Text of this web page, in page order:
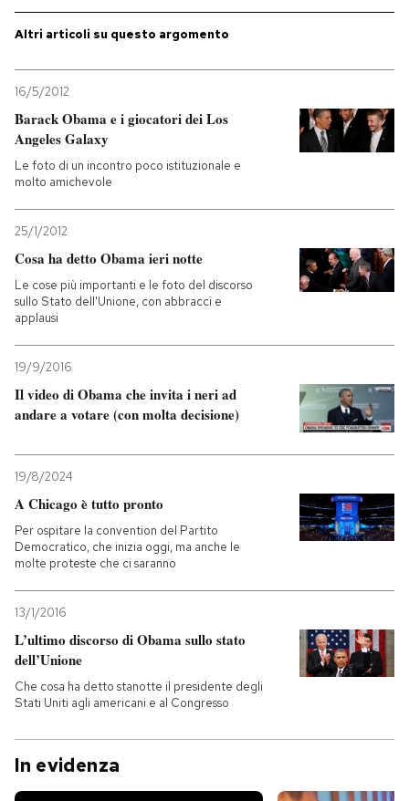
Sport
Mondiali calcio 2026
PODCAST
NEWSLETTER
I MIEI PREFERITI
AREA PERSONALE
Altri articoli su questo argomento
16/5/2012
Barack Obama e i giocatori dei Los
Angeles Galaxy
Le foto di un incontro poco istituzionale e
molto amichevole
25/1/2012
Cosa ha detto Obama ieri notte
Le cose più importanti e le foto del discorso
sullo Stato dell'Unione, con abbracci e
applausi
19/9/2016
Il video di Obama che invita i neri ad
andare a votare (con molta decisione)
19/8/2024
A Chicago è tutto pronto
Per ospitare la convention del Partito
Democratico, che inizia oggi, ma anche le
molte proteste che ci saranno
13/1/2016
L’ultimo discorso di Obama sullo stato
dell’Unione
Che cosa ha detto stanotte il presidente degli
Stati Uniti agli americani e al Congresso
In evidenza